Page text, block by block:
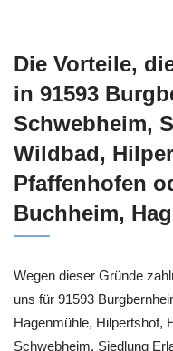
Die Vorteile,
in 91593
Schwebheim,
Wildbad,
Pfaffenhofen
Buchheim,
Wegen dieser Gründe
uns für 91593
Hagenmühle, Hilpertshof,
Schwebheim, Siedlung